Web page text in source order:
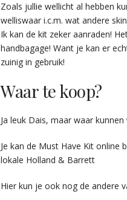
Zoals jullie wellicht al hebben
welliswaar i.c.m. wat andere
Ik kan de kit zeker aanraden!
handbagage! Want je kan er
zuinig in gebruik!
Waar te koop?
Ja leuk Dais, maar waar
Je kan de Must Have Kit online
lokale Holland & Barrett
Hier kun je ook nog de andere